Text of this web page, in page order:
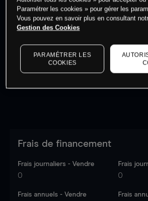
dernières données du marché.Log in
market data
Frais de financement
Frais journaliers - Vendre
0
Frais
0
Frais annuels - Vendre Frais
Paramétrer les cookies » pour gérer les
Vous pouvez en savoir plus en consultant
Gestion des Cookies
PARAMÉTRER LES
COOKIES